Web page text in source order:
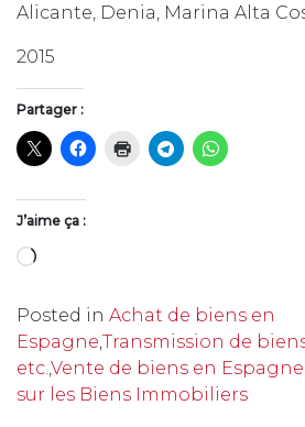
Alicante, Denia, Marina Alta
2015
Partager :
J’aime ça :
Chargement…
Posted in Achat de biens en
Espagne Transmission de
etc. Vente de biens en Espagne
sur les Biens Immobiliers